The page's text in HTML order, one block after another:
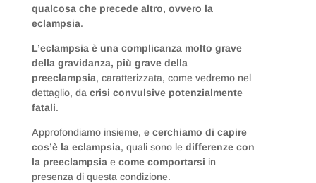
qualcosa che precede altro, ovvero la
eclampsia.
L’eclampsia è una complicanza molto grave
della gravidanza, più grave della
preeclampsia, caratterizzata, come vedremo nel
dettaglio, da crisi convulsive potenzialmente
fatali.
Approfondiamo insieme, e cerchiamo di capire
cos’è la eclampsia, quali sono le differenze con
la preeclampsia e come comportarsi in
presenza di questa condizione.